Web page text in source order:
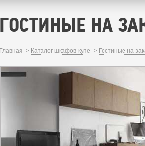
ГОСТИНЫЕ НА
Главная -> Каталог шкафов-купе -> Гостиные на